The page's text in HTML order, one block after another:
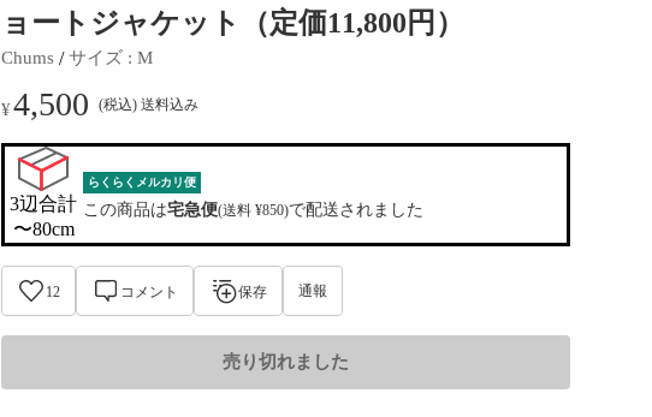
ョートジャケット（定価11,800円）
Chums / サイズ : M
¥4,500 (税込) 送料込み
3辺合計
〜80cm
らくらくメルカリ便
この商品は宅急便(送料 ¥850)で配送されました
12 コメント 保存 通報
売り切れました